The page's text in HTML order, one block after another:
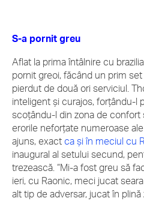
S-a pornit greu
Aflat la prima întâlnire cu
pornit greoi, făcând un prim
pierdut de două ori serviciul.
inteligent şi curajos, forţându-l
scoţându-l din zona de confort
erorile neforţate numeroase
ajuns, exact ca şi în meciul cu
inaugural al setului secund,
trezească. “Mi-a fost greu să
ieri, cu Raonic, meci jucat
alt tip de adversar, jucat în